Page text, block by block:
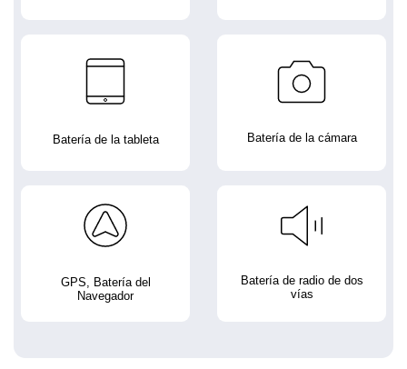
Batería de la tableta Batería de la cámara
GPS, Batería del
Navegador
Batería de radio de dos
vías